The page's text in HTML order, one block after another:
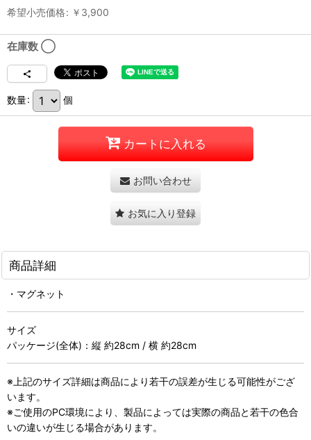
希望小売価格: ￥ 3,900
在庫数 ◯
数量: 個
カートに入れる
お問い合わせ
お気に入り登録
商品詳細
・マグネット
サイズ
パッケージ(全体)：縦 約28cm / 横 約28cm
※上記のサイズ詳細は商品により若干の誤差が生じる可能性がござ
います。
※ご使用のPC環境により、製品によっては実際の商品と若干の色合
いの違いが生じる場合があります。